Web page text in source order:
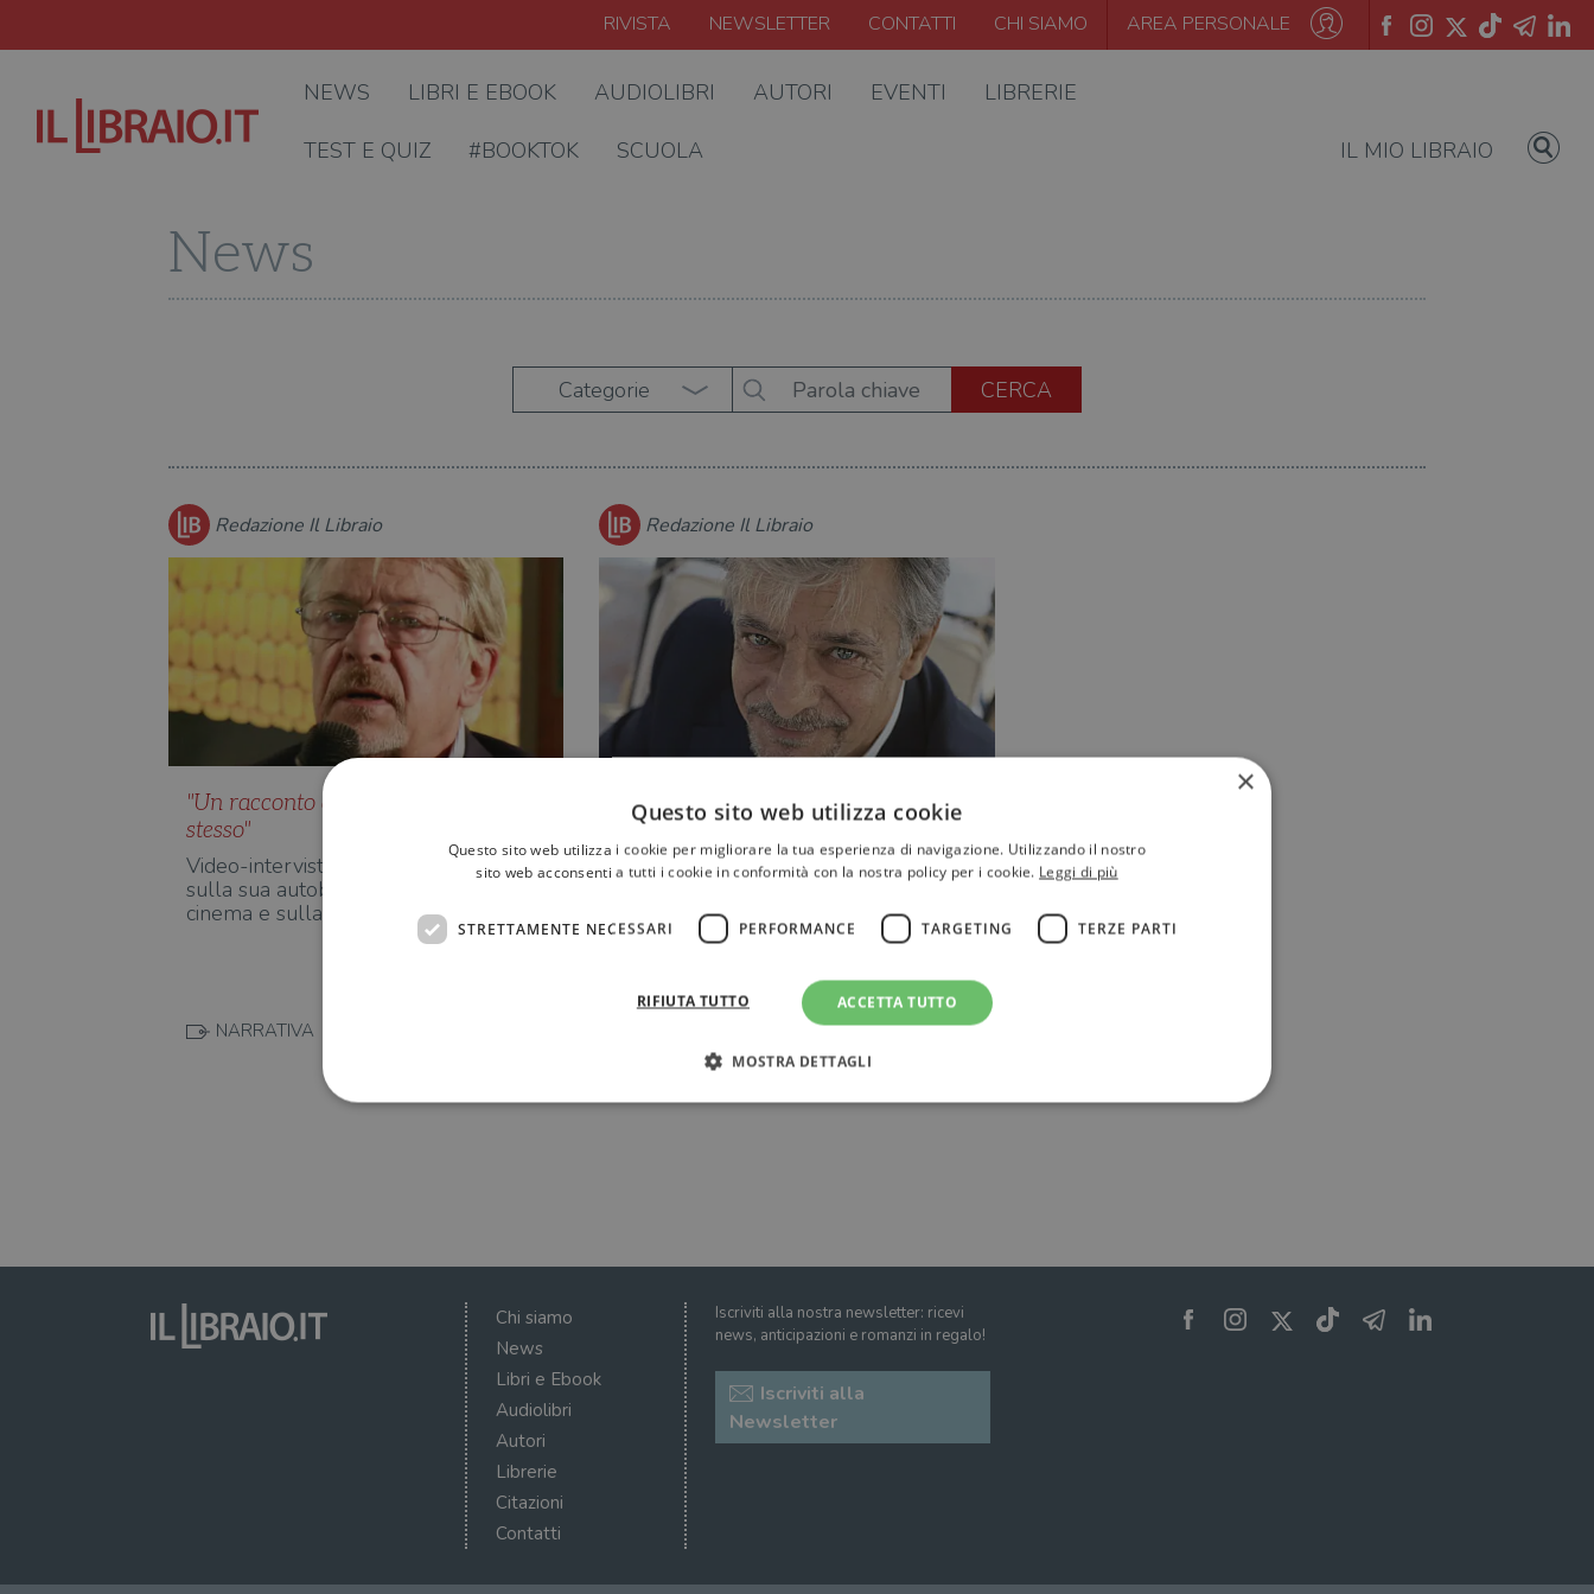
RIVISTA NEWSLETTER CONTATTI CHI SIAMO AREA PERSONALE
NEWS LIBRI E EBOOK AUDIOLIBRI AUTORI EVENTI LIBRERIE
TEST E QUIZ #BOOKTOK SCUOLA IL MIO LIBRAIO
News
Categorie
Redazione Il Libraio
"Un racconto di me stesso... con me
stesso"
Video-intervista a Giancarlo Giannini
sulla sua autobiografia, sul futuro del
cinema e sulla sua ric…
NARRATIVA
Redazione Il Libraio
Giancarlo Giannini si racconta a
tutto campo
In libreria per Longanesi
l'autobiografia "Sono ancora un
bambino (ma nessuno può
sgridarmi)">
Chi siamo
News
Libri e Ebook
Audiolibri
Autori
Librerie
Citazioni
Contatti
Iscriviti alla nostra newsletter: ricevi
news, anticipazioni e romanzi in regalo!
Iscriviti alla
Newsletter
×
Questo sito web utilizza cookie
Questo sito web utilizza i cookie per migliorare la tua esperienza di navigazione. Utilizzando il nostro
sito web acconsenti a tutti i cookie in conformità con la nostra policy per i cookie. Leggi di più
STRETTAMENTE NECESSARI PERFORMANCE TARGETING TERZE PARTI
ACCETTA TUTTO
RIFIUTA TUTTO
MOSTRA DETTAGLI
Dominio
wordpress_test_cookie
Inc.
Sessione
WordPress imposta questo cookie quando accedi alla pagina di login. Il
cookie viene utilizzato per verificare se il browser Web è impostato per
consentire o rifiutare i cookie.
wordpress_sec_[hash] .illibraio.it Sessione
Usato per gestire la sessione degli utenti loggati sul sito
wordpress_logged_in_[hash]
.illibraio.it Sessione
Usato per gestire la sessione degli utenti loggati sul sito
CookieScriptConsent
1 mese Memorizza lo stato del consenso ai cookie dell'utente per il dominio corrente.
settimana
3 giorni